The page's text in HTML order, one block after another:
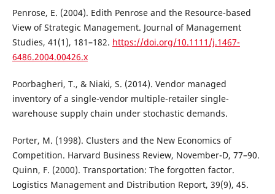
Penrose, E. (2004). Edith Penrose and the Resource-based
View of Strategic Management. Journal of Management
Studies, 41(1), 181–182. https://doi.org/10.1111/j.1467-
6486.2004.00426.x
Poorbagheri, T., & Niaki, S. (2014). Vendor managed
inventory of a single-vendor multiple-retailer single-
warehouse supply chain under stochastic demands.
Porter, M. (1998). Clusters and the New Economics of
Competition. Harvard Business Review, November-D, 77–90.
Quinn, F. (2000). Transportation: The forgotten factor.
Logistics Management and Distribution Report, 39(9), 45.